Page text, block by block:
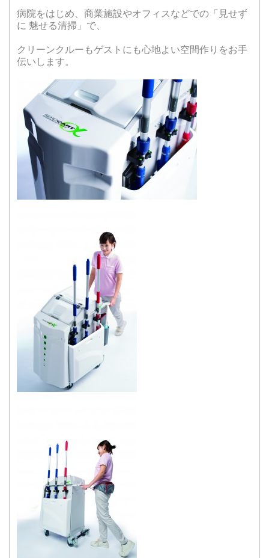
病院をはじめ、商業施設やオフィスなどでの「見せず
に 魅せる清掃」で、
クリーンクルーもゲストにも心地よい空間作りをお手
伝いします。